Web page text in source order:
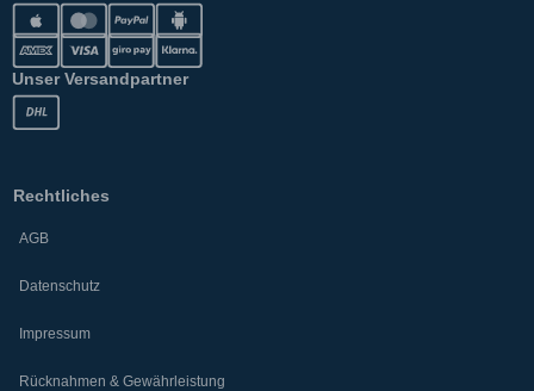
Unser Versandpartner
Rechtliches
AGB
Datenschutz
Impressum
Rücknahmen & Gewährleistung